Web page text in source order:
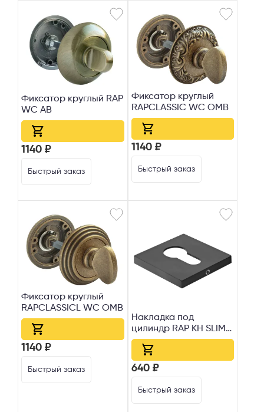
Фиксатор круглый RAP
WC АВ
1140 ₽
Быстрый заказ
Фиксатор круглый
RAPCLASSIC WC OMB
1140 ₽
Быстрый заказ
Фиксатор круглый
RAPCLASSICL WC OMB
1140 ₽
Быстрый заказ
Накладка под
цилиндр RAP KH SLIM-
S BL
640 ₽
Быстрый заказ